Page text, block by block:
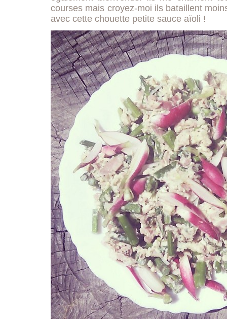
courses mais croyez-moi ils bataillent
avec cette chouette petite sauce aïoli !